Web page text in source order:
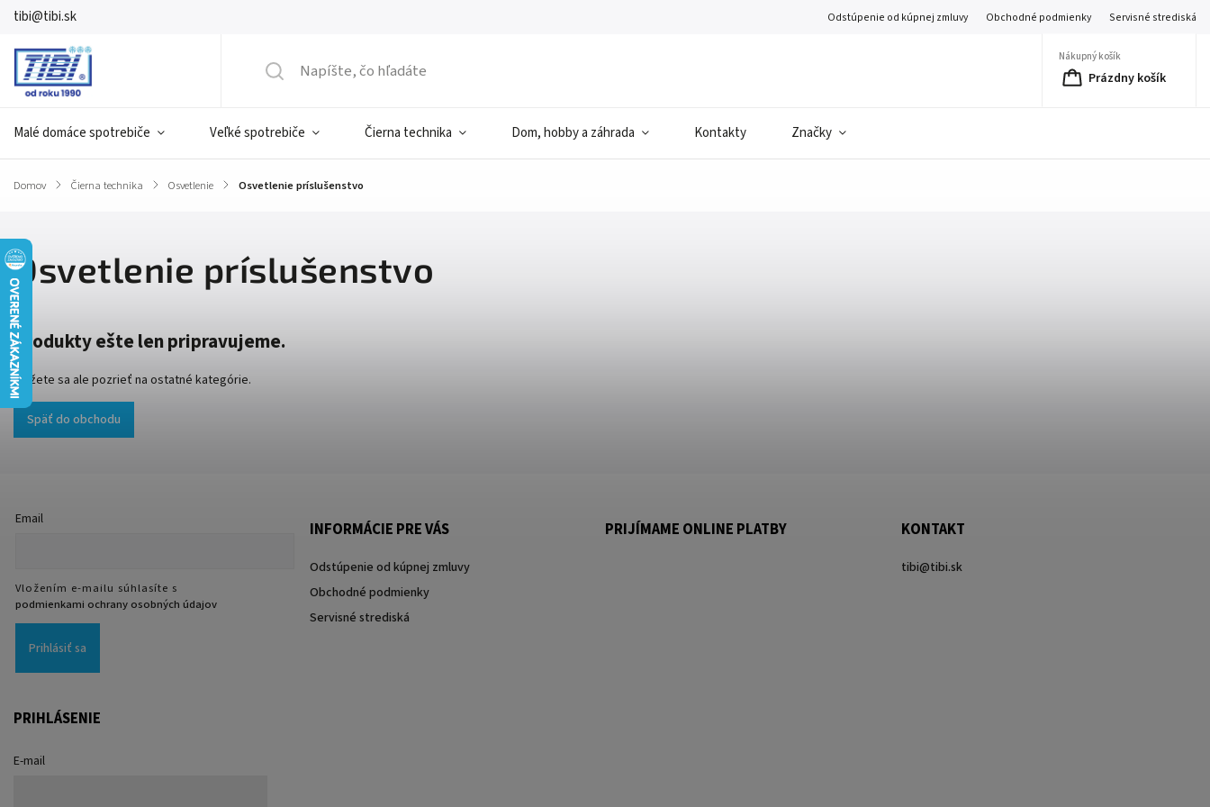
tibi@tibi.sk Odstúpenie od kúpnej zmluvy Obchodné podmienky Servisné strediská
Nákupný košík
Prázdny košík
Malé domáce spotrebiče Veľké spotrebiče Čierna technika Dom, hobby a záhrada Kontakty Značky
Domov / Čierna technika / Osvetlenie / Osvetlenie príslušenstvo
Osvetlenie príslušenstvo
Produkty ešte len pripravujeme.
Môžete sa ale pozrieť na ostatné kategórie.
Späť do obchodu
Email
Vložením e-mailu súhlasíte s
podmienkami ochrany osobných údajov
Prihlásiť sa
INFORMÁCIE PRE VÁS
Odstúpenie od kúpnej zmluvy
Obchodné podmienky
Servisné strediská
PRIJÍMAME ONLINE PLATBY KONTAKT
tibi@tibi.sk
PRIHLÁSENIE
E-mail